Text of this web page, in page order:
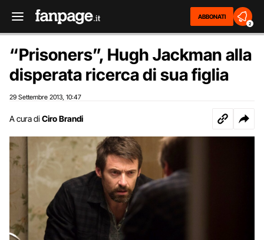
ABBONATI
2
“Prisoners”, Hugh Jackman alla
disperata ricerca di sua figlia
29 Settembre 2013 10:47
A cura di Ciro Brandi